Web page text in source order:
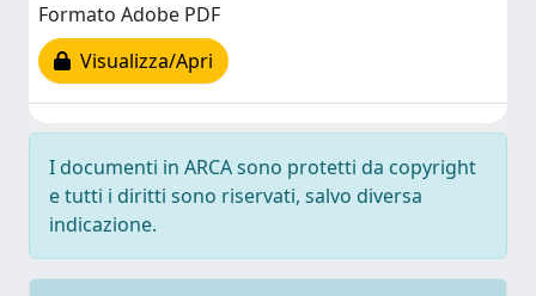
Formato Adobe PDF
Visualizza/Apri
I documenti in ARCA sono protetti da copyright
e tutti i diritti sono riservati, salvo diversa
indicazione.